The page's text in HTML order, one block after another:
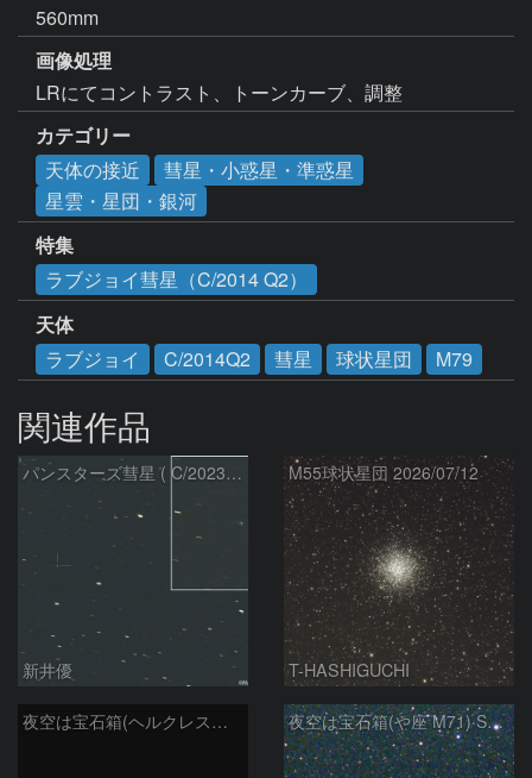
560mm
画像処理
LRにてコントラスト、トーンカーブ、調整
カテゴリー
天体の接近
彗星・小惑星・準惑星
星雲・星団・銀河
特集
ラブジョイ彗星（C/2014 Q2）
天体
ラブジョイ
C/2014Q2 彗星 球状星団 M79
関連作品
パンスターズ彗星 ( C/2023R1 )：2026/07/09
新井優
M55球状星団 2026/07/12
T-HASHIGUCHI
夜空は宝石箱(ヘルクレス座 M92) Seestar50 夜空は宝石箱(や座 M71) Seestar50